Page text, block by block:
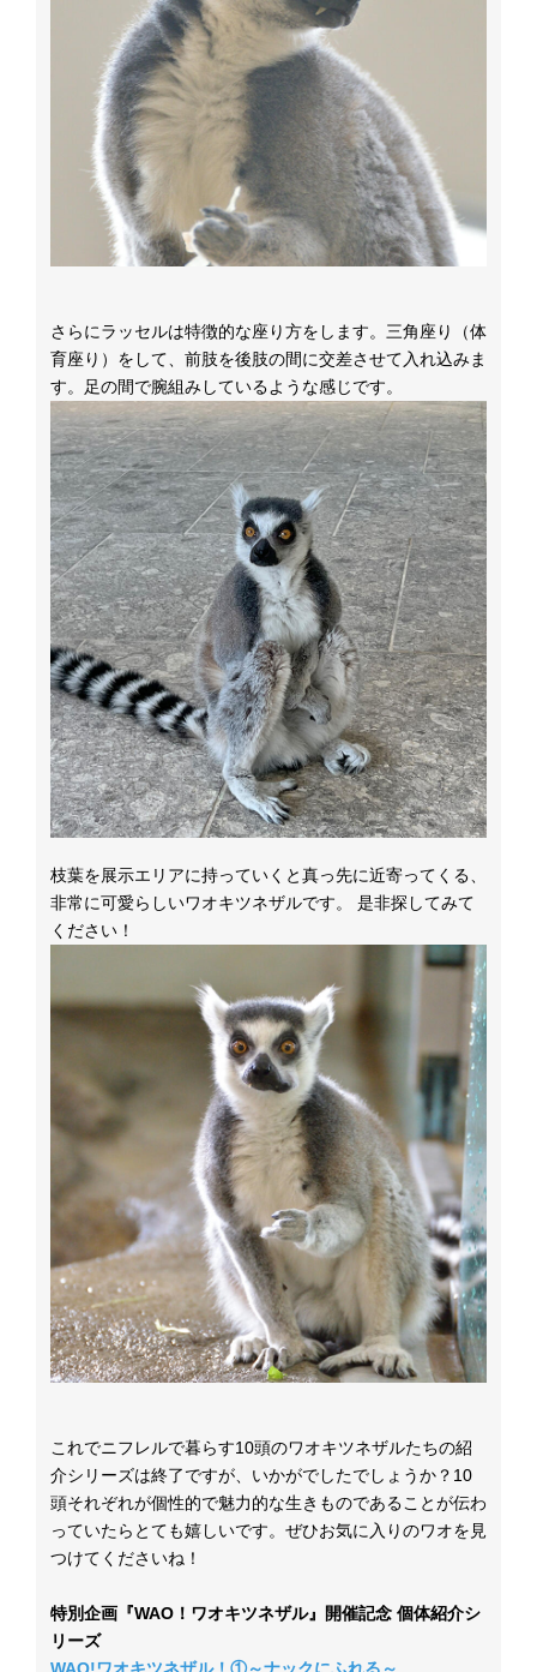
さらにラッセルは特徴的な座り方をします。三角座り（体
育座り）をして、前肢を後肢の間に交差させて入れ込みま
す。足の間で腕組みしているような感じです。
枝葉を展示エリアに持っていくと真っ先に近寄ってくる、
非常に可愛らしいワオキツネザルです。 是非探してみて
ください！
これでニフレルで暮らす10頭のワオキツネザルたちの紹
介シリーズは終了ですが、いかがでしたでしょうか？10
頭それぞれが個性的で魅力的な生きものであることが伝わ
っていたらとても嬉しいです。ぜひお気に入りのワオを見
つけてくださいね！
特別企画『WAO！ワオキツネザル』開催記念 個体紹介シ
リーズ